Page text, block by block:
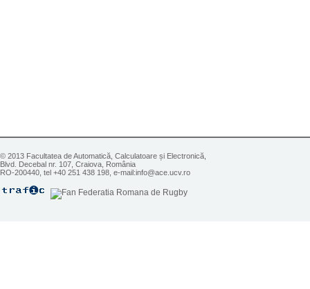
© 2013 Facultatea de Automatică, Calculatoare și Electronică,
Blvd. Decebal nr. 107, Craiova, România
RO-200440, tel +40 251 438 198, e-mail:info@ace.ucv.ro